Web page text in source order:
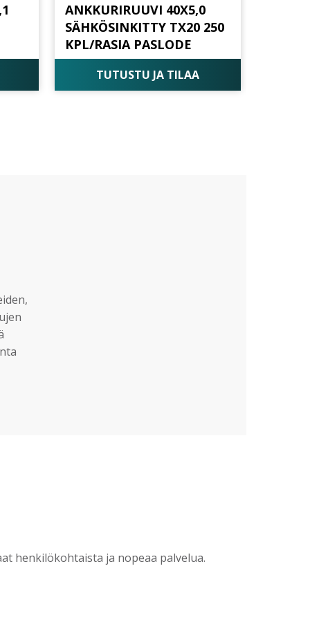
ANKKURIRUUVI 40X5,0
SÄHKÖSINKITTY TX20 250
KPL/RASIA PASLODE
TUTUSTU JA TILAA
henkilökohtaista ja nopeaa palvelua.